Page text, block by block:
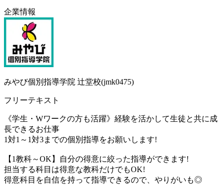
企業情報
みやび個別指導学院 辻堂校(jmk0475)
フリーテキスト
《学生・Wワークの方も活躍》経験を活かして生徒と共に成
長できるお仕事
1対1～1対3までの個別指導をお願いします!
【1教科～OK】自分の得意に絞った指導ができます!
担当する科目は得意な教科だけでもOK!
得意科目を自信を持って指導できるので、やりがいも◎